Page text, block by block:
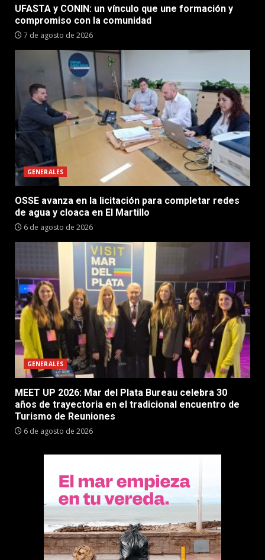
UFASTA y CONIN: un vínculo que une formación y
compromiso con la comunidad
7 de agosto de 2026
GENERALES
OSSE avanza en la licitación para completar redes
de agua y cloaca en El Martillo
6 de agosto de 2026
GENERALES
MEET UP 2026: Mar del Plata Bureau celebra 30
años de trayectoria en el tradicional encuentro de
Turismo de Reuniones
6 de agosto de 2026